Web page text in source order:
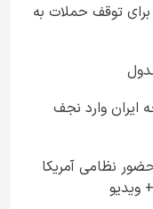
توقف حملات به
ایران وارد نجف
نظامی آمریکا
ویدیو